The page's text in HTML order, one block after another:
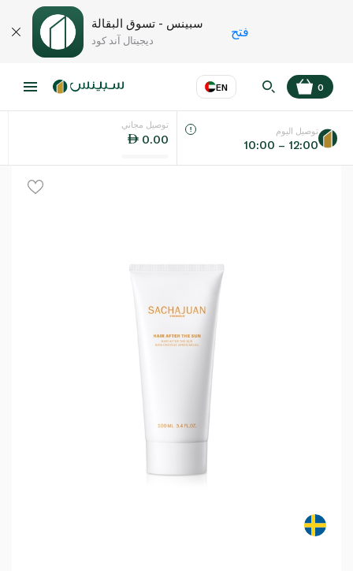
سبينس - تسوق البقالة
ديجيتال آند كود
فتح
EN
اللغة عر
0
توصيل مجاني
0.00
توصيل اليوم
10:00 – 12:00